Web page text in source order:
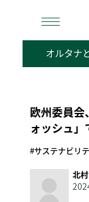
検
オルタナ
欧州委員
ォッシュ」
#サステナビリ
北